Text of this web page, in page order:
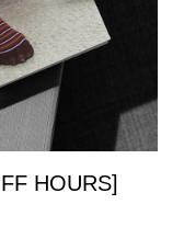
HOURS]